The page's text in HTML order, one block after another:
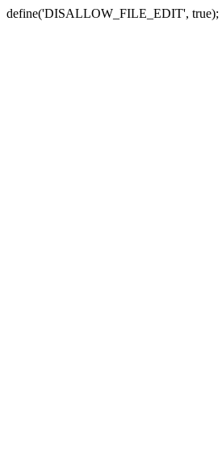
define('DISALLOW_FILE_EDIT',